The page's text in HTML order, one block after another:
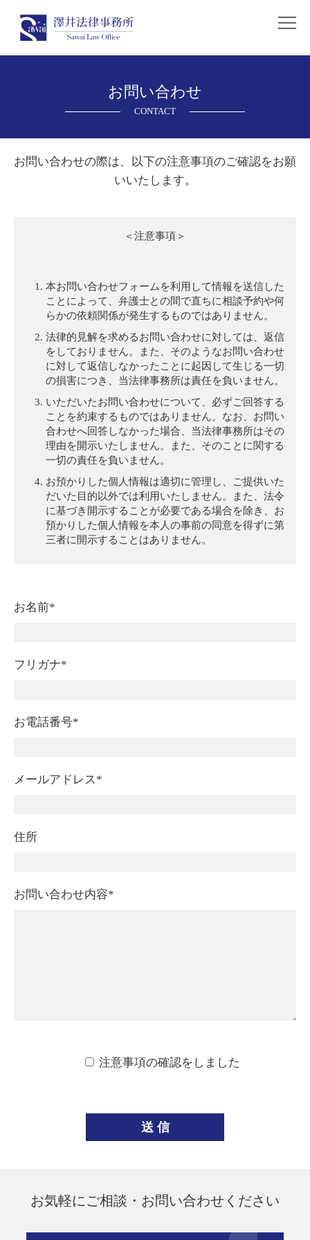
お問い合わせ
CONTACT
お問い合わせの際は、以下の注意事項のご確認をお願
いいたします。
＜注意事項＞
本お問い合わせフォームを利用して情報を送信した
ことによって、弁護士との間で直ちに相談予約や何
らかの依頼関係が発生するものではありません。
法律的見解を求めるお問い合わせに対しては、返信
をしておりません。また、そのようなお問い合わせ
に対して返信しなかったことに起因して生じる一切
の損害につき、当法律事務所は責任を負いません。
いただいたお問い合わせについて、必ずご回答する
ことを約束するものではありません。なお、お問い
合わせへ回答しなかった場合、当法律事務所はその
理由を開示いたしません。また、そのことに関する
一切の責任を負いません。
お預かりした個人情報は適切に管理し、ご提供いた
だいた目的以外では利用いたしません。また、法令
に基づき開示することが必要である場合を除き、お
預かりした個人情報を本人の事前の同意を得ずに第
三者に開示することはありません。
お名前*
フリガナ*
お電話番号*
メールアドレス*
住所
お問い合わせ内容*
注意事項の確認をしました
お気軽にご相談・お問い合わせください